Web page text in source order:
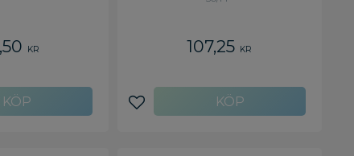
KR 107,25 KR
Lägg till i favoriter